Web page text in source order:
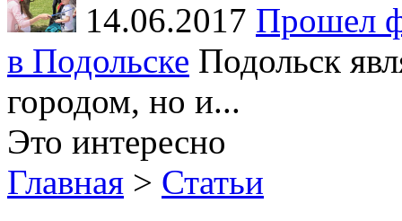
14.06.2017 Прошел
в Подольске Подольск
городом, но и...
Это интересно
Главная > Статьи